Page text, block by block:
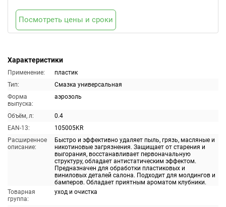
Характеристики
Применение:
пластик
Тип:
Смазка универсальная
Форма
выпуска:
аэрозоль
Объём, л:
0.4
EAN-13:
105005KR
Расширенное
описание:
Быстро и эффективно удаляет пыль, грязь, масляные и
никотиновые загрязнения. Защищает от старения и
выгорания, восстанавливает первоначальную
структуру, обладает антистатическим эффектом.
Предназначен для обработки пластиковых и
виниловых деталей салона. Подходит для молдингов и
бамперов. Обладает приятным ароматом клубники.
Товарная
группа:
уход и очистка
Посмотреть цены и сроки